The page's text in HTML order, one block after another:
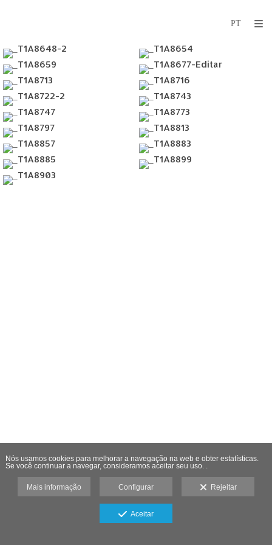
Nós usamos cookies para melhorar a navegação na web e obter estatísticas.
Se você continuar a navegar, consideramos aceitar seu uso. .
Mais informação Configurar Rejeitar
Aceitar